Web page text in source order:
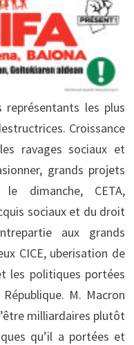
représentants les plus
Croissance
ravages sociaux et
grands projets
dimanche, CETA,
sociaux et du droit
aux grands
CICE, uberisation de
les politiques portées
M. Macron
milliardaires plutôt
qu’il a portées et